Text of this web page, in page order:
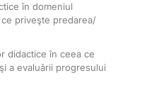
în domeniul
priveşte predarea/
didactice în ceea ce
a evaluării progresului